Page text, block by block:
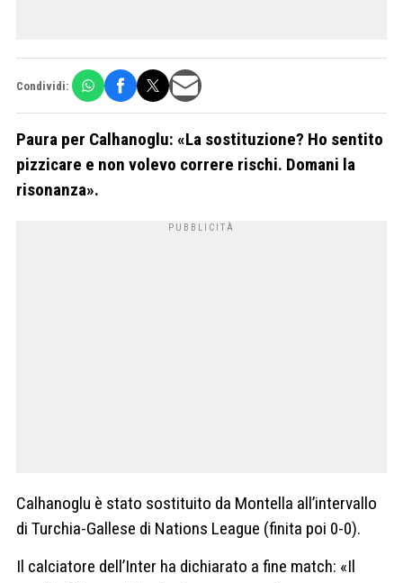
Condividi:
Paura per Calhanoglu: «La sostituzione? Ho sentito
pizzicare e non volevo correre rischi. Domani la
risonanza».
Calhanoglu è stato sostituito da Montella all’intervallo
di Turchia-Gallese di Nations League (finita poi 0-0).
Il calciatore dell’Inter ha dichiarato a fine match: «Il